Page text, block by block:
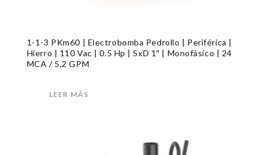
1-1-3 PKm60 | Electrobomba Pedrollo | Periférica |
Hierro | 110 Vac | 0.5 Hp | SxD 1″ | Monofásico | 24
MCA / 5,2 GPM
LEER MÁS